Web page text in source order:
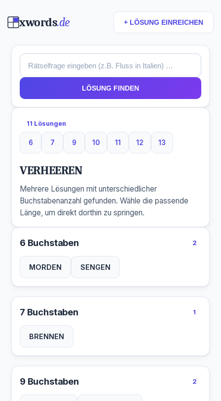
xwords.de + LÖSUNG EINREICHEN
LÖSUNG FINDEN
11 Lösungen
6
6 Buchstaben
7
7 Buchstaben
9
9 Buchstaben
10
10 Buchstaben
11
11 Buchstaben
12
12 Buchstaben
13
13 Buchstaben
VERHEEREN
Mehrere Lösungen mit unterschiedlicher
Buchstabenanzahl gefunden. Wähle die passende
Länge, um direkt dorthin zu springen.
6 Buchstaben 2
MORDEN SENGEN
7 Buchstaben 1
BRENNEN
9 Buchstaben 2